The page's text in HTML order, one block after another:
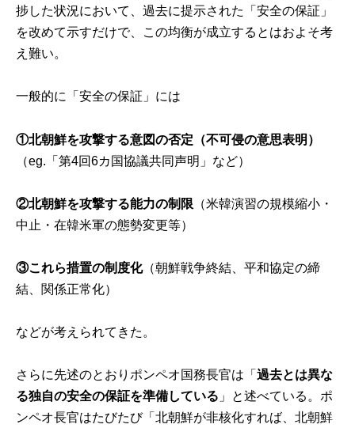
捗した状況において、過去に提示された「安全の保証」
を改めて示すだけで、この均衡が成立するとはおよそ考
え難い。
一般的に「安全の保証」には
①北朝鮮を攻撃する意図の否定（不可侵の意思表明）
（eg.「第4回6カ国協議共同声明」など）
②北朝鮮を攻撃する能力の制限 （米韓演習の規模縮小・
中止・在韓米軍の態勢変更等）
③これら措置の制度化（朝鮮戦争終結、平和協定の締
結、関係正常化）
などが考えられてきた。
さらに先述のとおりポンペオ国務長官は「過去とは異な
る独自の安全の保証を準備している 」と述べている。ポ
ンペオ長官はたびたび「北朝鮮が非核化すれば、北朝鮮